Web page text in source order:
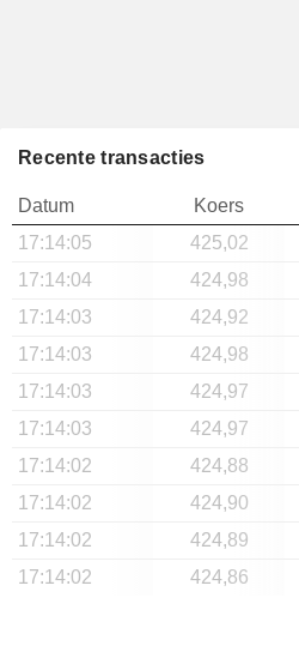
Recente transacties
Datum Koers
17:14:05
425,02
17:14:04
424,98
17:14:03
424,92
17:14:03
424,98
17:14:03
424,97
17:14:03
424,97
17:14:02
424,88
17:14:02
424,90
17:14:02
424,89
17:14:02
424,86